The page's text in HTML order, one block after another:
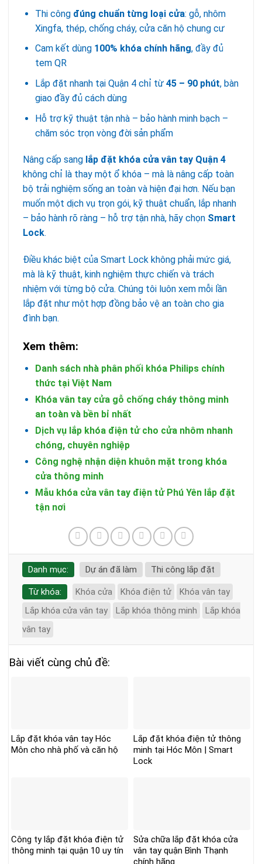
Thi công đúng chuẩn từng loại cửa: gỗ, nhôm
Xingfa, thép, chống cháy, cửa căn hộ chung cư
Cam kết dùng 100% khóa chính hãng, đầy đủ
tem QR
Lắp đặt nhanh tại Quận 4 chỉ từ 45 – 90 phút, bàn
giao đầy đủ cách dùng
Hỗ trợ kỹ thuật tận nhà – bảo hành minh bạch –
chăm sóc trọn vòng đời sản phẩm
Nâng cấp sang lắp đặt khóa cửa vân tay Quận 4
không chỉ là thay một ổ khóa – mà là nâng cấp toàn
bộ trải nghiệm sống an toàn và hiện đại hơn. Nếu bạn
muốn một dịch vụ trọn gói, kỹ thuật chuẩn, lắp nhanh
– bảo hành rõ ràng – hỗ trợ tận nhà, hãy chọn Smart
Lock.
Điều khác biệt của Smart Lock không phải mức giá,
mà là kỹ thuật, kinh nghiệm thực chiến và trách
nhiệm với từng bộ cửa. Chúng tôi luôn xem mỗi lần
lắp đặt như một hợp đồng bảo vệ an toàn cho gia
đình bạn.
Xem thêm:
Danh sách nhà phân phối khóa Philips chính
thức tại Việt Nam
Khóa vân tay cửa gỗ chống cháy thông minh
an toàn và bền bỉ nhất
Dịch vụ lắp khóa điện tử cho cửa nhôm nhanh
chóng, chuyên nghiệp
Công nghệ nhận diện khuôn mặt trong khóa
cửa thông minh
Mẫu khóa cửa vân tay điện tử Phú Yên lắp đặt
tận nơi
Danh mục: Dự án đã làm Thi công lắp đặt
Từ khóa: Khóa cửa Khóa điện tử
Khóa vân tay
Lắp khóa cửa vân tay
Lắp khóa thông minh
Lắp khóa
vân tay
Bài viết cùng chủ đề:
Lắp đặt khóa vân tay Hóc
Môn cho nhà phố và căn hộ
Lắp đặt khóa điện tử thông
minh tại Hóc Môn | Smart
Lock
Công ty lắp đặt khóa điện tử
thông minh tại quận 10 uy tín
Sửa chữa lắp đặt khóa cửa
vân tay quận Bình Thạnh
chính hãng